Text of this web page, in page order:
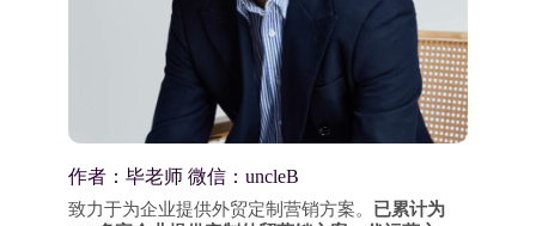
作者：毕老师 微信：uncleB
致力于为企业提供外贸定制营销方案。 已累计为